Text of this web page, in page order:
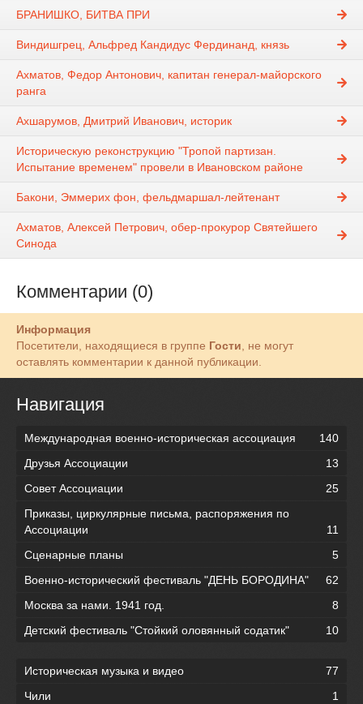
БРАНИШКО, БИТВА ПРИ
Виндишгрец, Альфред Кандидус Фердинанд, князь
Ахматов, Федор Антонович, капитан генерал-майорского
ранга
Ахшарумов, Дмитрий Иванович, историк
Историческую реконструкцию "Тропой партизан.
Испытание временем" провели в Ивановском районе
Бакони, Эммерих фон, фельдмаршал-лейтенант
Ахматов, Алексей Петрович, обер-прокурор Святейшего
Синода
Комментарии (0)
Информация
Посетители, находящиеся в группе Гости , не могут
оставлять комментарии к данной публикации.
Навигация
Международная военно-историческая ассоциация
140
Друзья Ассоциации
13
Совет Ассоциации
25
Приказы, циркулярные письма, распоряжения по
Ассоциации
11
Сценарные планы
5
Военно-исторический фестиваль "ДЕНЬ БОРОДИНА"
62
Москва за нами. 1941 год.
8
Детский фестиваль "Стойкий оловянный содатик"
10
Историческая музыка и видео
77
Чили
1